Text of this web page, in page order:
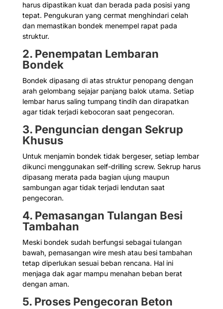
harus dipastikan kuat dan berada pada posisi yang
tepat. Pengukuran yang cermat menghindari celah
dan memastikan bondek menempel rapat pada
struktur.
2. Penempatan Lembaran
Bondek
Bondek dipasang di atas struktur penopang dengan
arah gelombang sejajar panjang balok utama. Setiap
lembar harus saling tumpang tindih dan dirapatkan
agar tidak terjadi kebocoran saat pengecoran.
3. Penguncian dengan Sekrup
Khusus
Untuk menjamin bondek tidak bergeser, setiap lembar
dikunci menggunakan self-drilling screw. Sekrup harus
dipasang merata pada bagian ujung maupun
sambungan agar tidak terjadi lendutan saat
pengecoran.
4. Pemasangan Tulangan Besi
Tambahan
Meski bondek sudah berfungsi sebagai tulangan
bawah, pemasangan wire mesh atau besi tambahan
tetap diperlukan sesuai beban rencana. Hal ini
menjaga dak agar mampu menahan beban berat
dengan aman.
5. Proses Pengecoran Beton